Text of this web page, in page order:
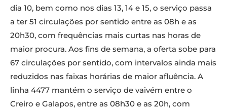
dia 10, bem como nos dias 13, 14 e 15, o serviço passa
a ter 51 circulações por sentido entre as 08h e as
20h30, com frequências mais curtas nas horas de
maior procura. Aos fins de semana, a oferta sobe para
67 circulações por sentido, com intervalos ainda mais
reduzidos nas faixas horárias de maior afluência. A
linha 4477 mantém o serviço de vaivém entre o
Creiro e Galapos, entre as 08h30 e as 20h, com